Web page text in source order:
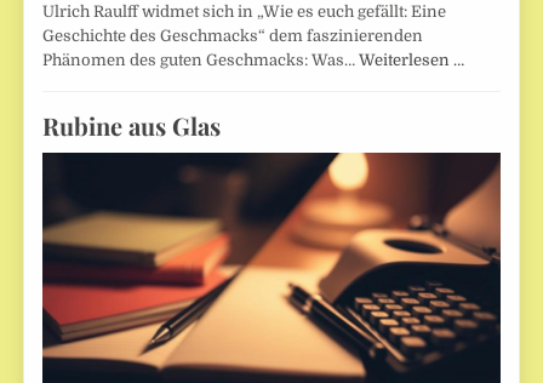
Ulrich Raulff widmet sich in „Wie es euch gefällt: Eine
Geschichte des Geschmacks“ dem faszinierenden
Phänomen des guten Geschmacks: Was…Weiterlesen …
Rubine aus Glas